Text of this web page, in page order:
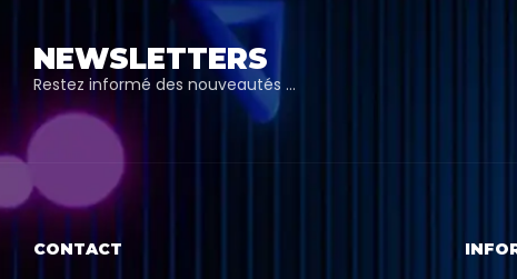
NEWSLETTERS
Restez informé des nouveautés …
CONTACT